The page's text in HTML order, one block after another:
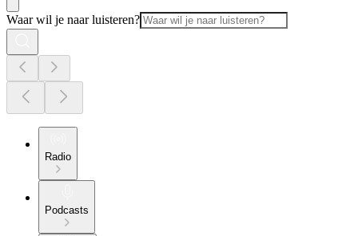
Waar wil je naar luisteren?
Radio
Podcasts